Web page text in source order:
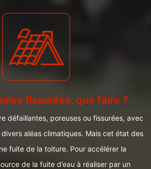
fissurées, que faire ?
défaillantes, poreuses ou fissurées, avec
aléas climatiques. Mais cet état des
fuite de la toiture. Pour accélérer la
de la fuite d’eau à réaliser par un